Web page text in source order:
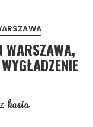
WARSZAWA,
kasia